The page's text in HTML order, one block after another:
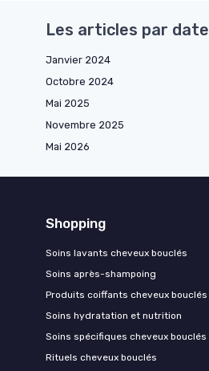
Les articles par date
Janvier 2024
Octobre 2024
Mai 2025
Novembre 2025
Mai 2026
Shopping
Soins lavants cheveux bouclés
Soins après-shampoing
Produits coiffants cheveux bouclés
Soins hydratation et nutrition
Soins spécifiques cheveux bouclés
Rituels cheveux bouclés